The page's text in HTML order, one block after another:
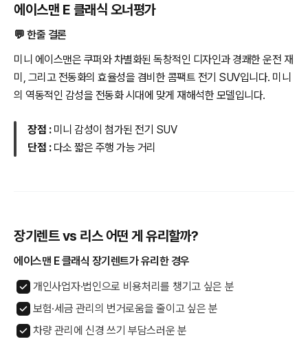
에이스맨 E 클래식 오너평가
💬 한줄 결론
미니 에이스맨은 쿠퍼와 차별화된 독창적인 디자인과 경쾌한 운전 재
미, 그리고 전동화의 효율성을 겸비한 콤팩트 전기 SUV입니다. 미니
의 역동적인 감성을 전동화 시대에 맞게 재해석한 모델입니다.
장점 : 미니 감성이 첨가된 전기 SUV
단점 : 다소 짧은 주행 가능 거리
장기렌트 vs 리스 어떤 게 유리할까?
에이스맨 E 클래식 장기렌트가 유리한 경우
개인사업자·법인으로 비용처리를 챙기고 싶은 분
보험·세금 관리의 번거로움을 줄이고 싶은 분
차량 관리에 신경 쓰기 부담스러운 분